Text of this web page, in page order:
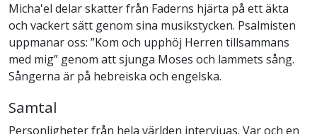
Micha'el delar skatter från Faderns hjärta på ett äkta
och vackert sätt genom sina musikstycken. Psalmisten
uppmanar oss: ”Kom och upphöj Herren tillsammans
med mig” genom att sjunga Moses och lammets sång.
Sångerna är på hebreiska och engelska.
Samtal
Personligheter från hela världen intervjuas. Var och en